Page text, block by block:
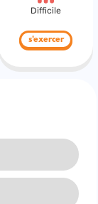
Difficile
s'exercer